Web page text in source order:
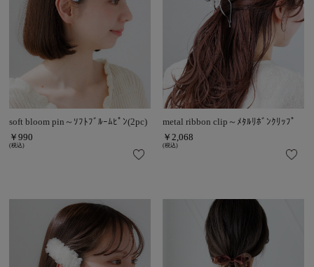
soft bloom pin～ｿﾌﾄﾌﾞﾙｰﾑﾋﾟﾝ(2pc)
￥990
(税込)
metal ribbon clip～ﾒﾀﾙﾘﾎﾞﾝｸﾘｯﾌﾟ
￥2,068
(税込)